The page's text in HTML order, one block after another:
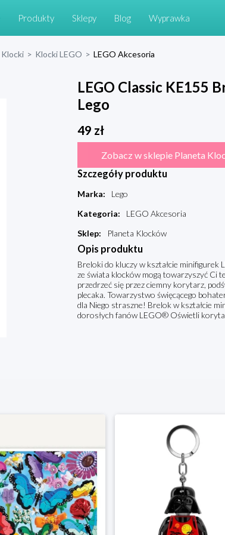
Produkty Sklepy Blog Wyprawka
Klocki > Klocki LEGO > LEGO Akcesoria
LEGO Classic KE155
Lego
49 zł
Zobacz w sklepie Planeta
Szczegóły produktu
Marka:
Lego
Kategoria:
LEGO Akcesoria
Sklep: Planeta Klocków
Opis produktu
Breloki do kluczy w kształcie
ze świata klocków mogą towarzyszyć Ci
przedrzeć się przez ciemny korytarz,
plecaka. Towarzystwo święcącego
dla Niego straszne! Brelok w kształcie
dorosłych fanów LEGO® Oświetli